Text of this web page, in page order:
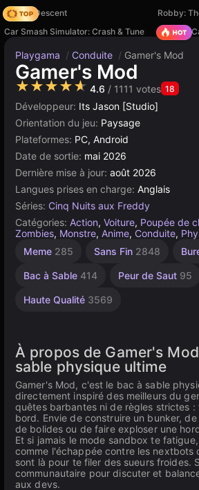
Deadly Descent
Robby:
Car Smash Simulator: Crash & Tune
Piece of
Playgama / Conduite / Gamer's Mod
Gamer's Mod
★★★★★ 4.6 / 1111 votes 18
Développeur: Its Jason [Studio]
Orientation du jeu: Paysage
Plateformes: PC, Android
Date de sortie: mai 2026
Dernière mise à jour: août 2026
Langues prises en charge: Anglais
Séries: Cinq Nuits aux Freddy
Catégories: Action, Voiture, Poupée de
Zombies, Monstre, Anime, Conduite,
Meme 285 Sans Fin 2848
Bac à Sable 414 Peur de Saut 95
Haute Qualité 3569
Navigateur
À propos de Gamer's
sable physique ultime
Gamer's Mod, c'est le bac à sable
directement inspiré des meilleurs du
quêtes barbantes ni de règles strictes :
bord. Envie de construire un bunker,
de bolides ou de faire exploser une
Et si jamais le mode sandbox te
comme l'échappée contre les nextbots
sont là pour te filer des sueurs froides.
communautaire pour discuter et
aux devs.